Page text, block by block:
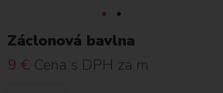
Záclonová bavlna
9 € Cena s DPH za m